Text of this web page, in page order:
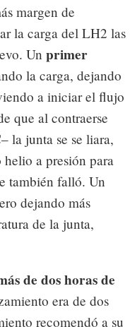
margen de
la carga del LH2 las
Un primer
la carga, dejando
a iniciar el flujo
que al contraerse
la junta se se liara,
helio a presión para
también falló. Un
dejando más
de la junta,
de dos horas de
era de dos
recomendó a su